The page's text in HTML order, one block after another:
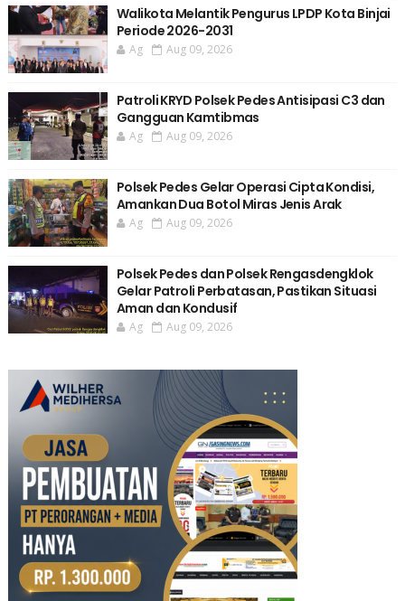
Walikota Melantik Pengurus LPDP Kota Binjai
Periode 2026-2031
Ag Aug 09, 2026
Patroli KRYD Polsek Pedes Antisipasi C3 dan
Gangguan Kamtibmas
Ag Aug 09, 2026
Polsek Pedes Gelar Operasi Cipta Kondisi,
Amankan Dua Botol Miras Jenis Arak
Ag Aug 09, 2026
Polsek Pedes dan Polsek Rengasdengklok
Gelar Patroli Perbatasan, Pastikan Situasi
Aman dan Kondusif
Ag Aug 09, 2026